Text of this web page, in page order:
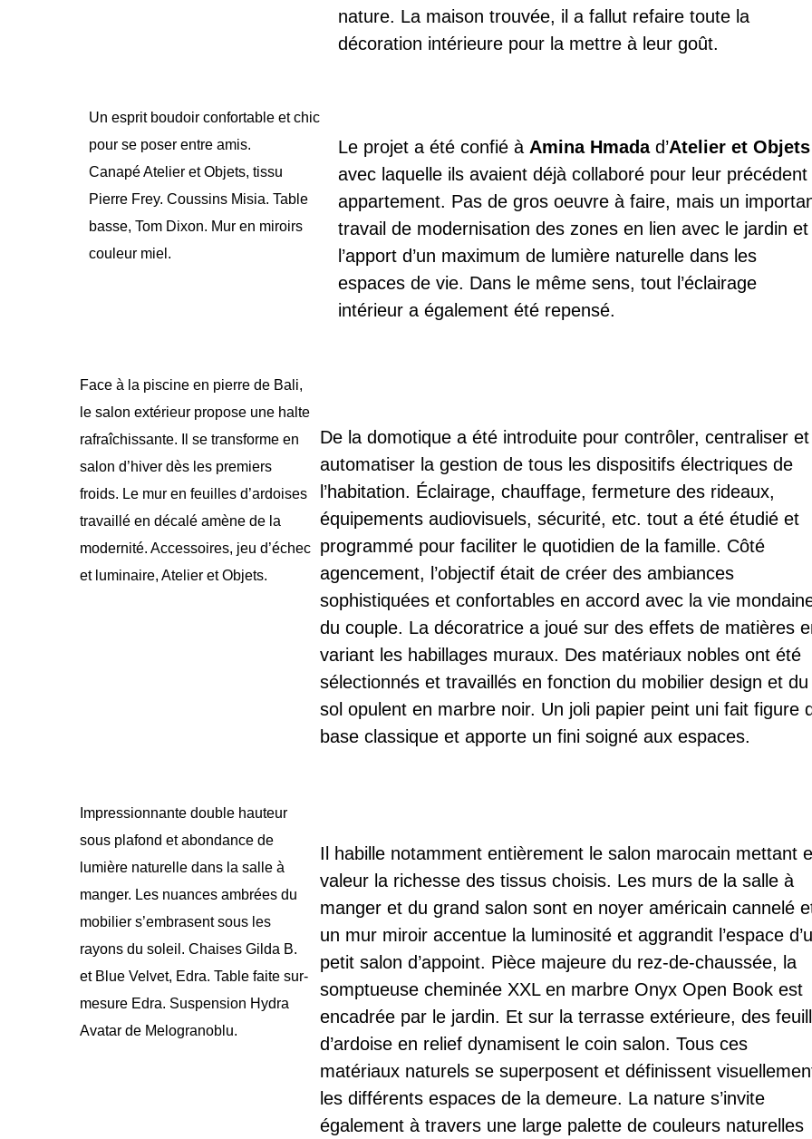
nature. La maison trouvée, il a fallut refaire toute la
décoration intérieure pour la mettre à leur goût.
Un esprit boudoir confortable et chic
pour se poser entre amis.
Canapé Atelier et Objets, tissu
Pierre Frey. Coussins Misia. Table
basse, Tom Dixon. Mur en miroirs
couleur miel.
Le projet a été confié à Amina Hmadad’Atelier et Objets
avec laquelle ils avaient déjà collaboré pour leur précédent
appartement. Pas de gros oeuvre à faire, mais un
travail de modernisation des zones en lien avec le jardin et
l’apport d’un maximum de lumière naturelle dans les
espaces de vie. Dans le même sens, tout l’éclairage
intérieur a également été repensé.
Face à la piscine en pierre de Bali,
le salon extérieur propose une halte
rafraîchissante. Il se transforme en
salon d’hiver dès les premiers
froids. Le mur en feuilles d’ardoises
travaillé en décalé amène de la
modernité. Accessoires, jeu d’échec
et luminaire, Atelier et Objets.
De la domotique a été introduite pour contrôler, centraliser et
automatiser la gestion de tous les dispositifs électriques de
l’habitation. Éclairage, chauffage, fermeture des rideaux,
équipements audiovisuels, sécurité, etc. tout a été étudié et
programmé pour faciliter le quotidien de la famille. Côté
agencement, l’objectif était de créer des ambiances
sophistiquées et confortables en accord avec la vie
du couple. La décoratrice a joué sur des effets de matières
variant les habillages muraux. Des matériaux nobles ont été
sélectionnés et travaillés en fonction du mobilier design et du
sol opulent en marbre noir. Un joli papier peint uni fait figure
base classique et apporte un fini soigné aux espaces.
Impressionnante double hauteur
sous plafond et abondance de
lumière naturelle dans la salle à
manger. Les nuances ambrées du
mobilier s’embrasent sous les
rayons du soleil. Chaises Gilda B.
et Blue Velvet, Edra. Table faite sur-
mesure Edra. Suspension Hydra
Avatar de Melogranoblu.
Il habille notamment entièrement le salon marocain mettant
valeur la richesse des tissus choisis. Les murs de la salle à
manger et du grand salon sont en noyer américain cannelé
un mur miroir accentue la luminosité et aggrandit l’espace
petit salon d’appoint. Pièce majeure du rez-de-chaussée, la
somptueuse cheminée XXL en marbre Onyx Open Book est
encadrée par le jardin. Et sur la terrasse extérieure, des
d’ardoise en relief dynamisent le coin salon. Tous ces
matériaux naturels se superposent et définissent
les différents espaces de la demeure. La nature s’invite
également à travers une large palette de couleurs naturelles